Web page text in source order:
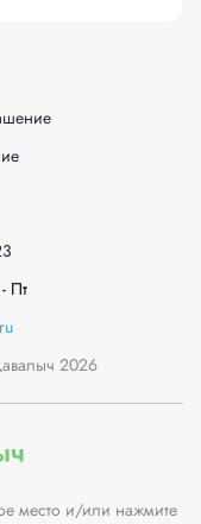
Пт
2026
место и/или нажмите